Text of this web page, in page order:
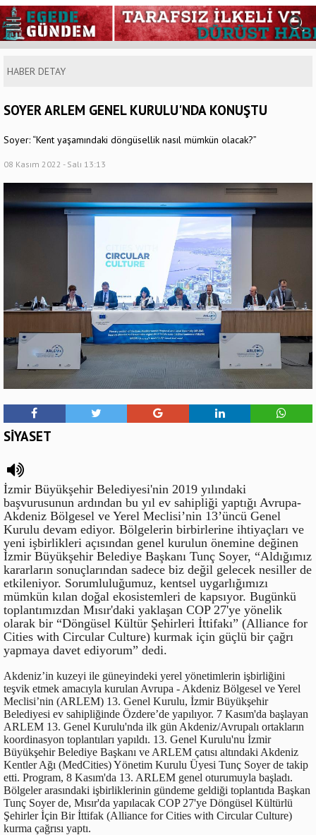
HABER DETAY
SOYER ARLEM GENEL KURULU'NDA KONUŞTU
Soyer: “Kent yaşamındaki döngüsellik nasıl mümkün olacak?”
08 Kasım 2022 - Salı 13:13
SİYASET
İzmir Büyükşehir Belediyesi'nin 2019 yılındaki
başvurusunun ardından bu yıl ev sahipliği yaptığı Avrupa-
Akdeniz Bölgesel ve Yerel Meclisi’nin 13’üncü Genel
Kurulu devam ediyor. Bölgelerin birbirlerine ihtiyaçları ve
yeni işbirlikleri açısından genel kurulun önemine değinen
İzmir Büyükşehir Belediye Başkanı Tunç Soyer, “Aldığımız
kararların sonuçlarından sadece biz değil gelecek nesiller de
etkileniyor. Sorumluluğumuz, kentsel uygarlığımızı
mümkün kılan doğal ekosistemleri de kapsıyor. Bugünkü
toplantımızdan Mısır'daki yaklaşan COP 27'ye yönelik
olarak bir “Döngüsel Kültür Şehirleri İttifakı” (Alliance for
Cities with Circular Culture) kurmak için güçlü bir çağrı
yapmaya davet ediyorum” dedi.
Akdeniz’in kuzeyi ile güneyindeki yerel yönetimlerin işbirliğini
teşvik etmek amacıyla kurulan Avrupa - Akdeniz Bölgesel ve Yerel
Meclisi’nin (ARLEM) 13. Genel Kurulu, İzmir Büyükşehir
Belediyesi ev sahipliğinde Özdere’de yapılıyor. 7 Kasım'da başlayan
ARLEM 13. Genel Kurulu'nda ilk gün Akdeniz/Avrupalı ortakların
koordinasyon toplantıları yapıldı. 13. Genel Kurulu'nu İzmir
Büyükşehir Belediye Başkanı ve ARLEM çatısı altındaki Akdeniz
Kentler Ağı (MedCities) Yönetim Kurulu Üyesi Tunç Soyer de takip
etti. Program, 8 Kasım'da 13. ARLEM genel oturumuyla başladı.
Bölgeler arasındaki işbirliklerinin gündeme geldiği toplantıda Başkan
Tunç Soyer de, Mısır'da yapılacak COP 27'ye Döngüsel Kültürlü
Şehirler İçin Bir İttifak (Alliance for Cities with Circular Culture)
kurma çağrısı yaptı.